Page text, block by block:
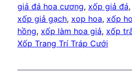
giả đá hoa cương, xốp giả đá,
xốp giả gạch, xop hoa, xốp
hồng, xốp làm hoa giả, xốp
Xốp Trang Trí Tráp Cưới